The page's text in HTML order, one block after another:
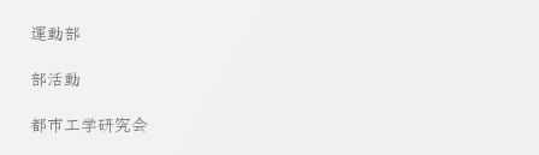
運動部
部活動
都市工学研究会